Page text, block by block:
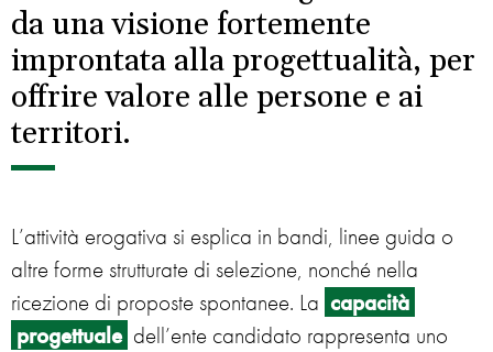
da una visione fortemente
improntata alla progettualità, per
offrire valore alle persone e ai
territori.
L’attività erogativa si esplica in bandi, linee guida o
altre forme strutturate di selezione, nonché nella
ricezione di proposte spontanee. La capacità
progettuale dell’ente candidato rappresenta uno